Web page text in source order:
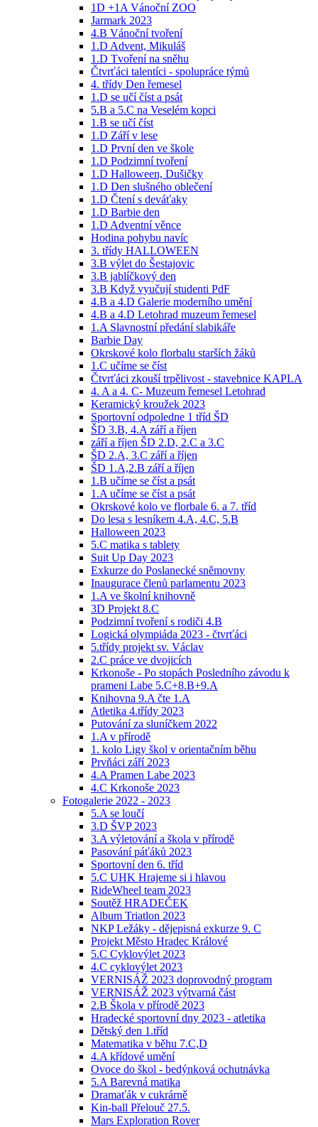
1D +1A Vánoční ZOO
Jarmark 2023
4.B Vánoční tvoření
1.D Advent, Mikuláš
1.D Tvoření na sněhu
Čtvrťáci talentíci - spolupráce týmů
4. třídy Den řemesel
1.D se učí číst a psát
5.B a 5.C na Veselém kopci
1.B se učí číst
1.D Září v lese
1.D První den ve škole
1.D Podzimní tvoření
1.D Halloween, Dušičky
1.D Den slušného oblečení
1.D Čtení s deváťaky
1.D Barbie den
1.D Adventní věnce
Hodina pohybu navíc
3. třídy HALLOWEEN
3.B výlet do Šestajovic
3.B jablíčkový den
3.B Když vyučují studenti PdF
4.B a 4.D Galerie moderního umění
4.B a 4.D Letohrad muzeum řemesel
1.A Slavnostní předání slabikáře
Barbie Day
Okrskové kolo florbalu starších žáků
1.C učíme se číst
Čtvrťáci zkouší trpělivost - stavebnice KAPLA
4. A a 4. C- Muzeum řemesel Letohrad
Keramický kroužek 2023
Sportovní odpoledne 1 tříd ŠD
ŠD 3.B, 4.A září a říjen
září a říjen ŠD 2.D, 2.C a 3.C
ŠD 2.A, 3.C září a říjen
ŠD 1.A,2.B září a říjen
1.B učíme se číst a psát
1.A učíme se číst a psát
Okrskové kolo ve florbale 6. a 7. tříd
Do lesa s lesníkem 4.A, 4.C, 5.B
Halloween 2023
5.C matika s tablety
Suit Up Day 2023
Exkurze do Poslanecké sněmovny
Inaugurace členů parlamentu 2023
1.A ve školní knihovně
3D Projekt 8.C
Podzimní tvoření s rodiči 4.B
Logická olympiáda 2023 - čtvrťáci
5.třídy projekt sv. Václav
2.C práce ve dvojicích
Krkonoše - Po stopách Posledního závodu k
prameni Labe 5.C+8.B+9.A
Knihovna 9.A čte 1.A
Atletika 4.třídy 2023
Putování za sluníčkem 2022
1.A v přírodě
1. kolo Ligy škol v orientačním běhu
Prvňáci září 2023
4.A Pramen Labe 2023
4.C Krkonoše 2023
Fotogalerie 2022 - 2023
5.A se loučí
3.D ŠVP 2023
3.A výletování a škola v přírodě
Pasování páťáků 2023
Sportovní den 6. tříd
5.C UHK Hrajeme si i hlavou
RideWheel team 2023
Soutěž HRADEČEK
Album Triatlon 2023
NKP Ležáky - dějepisná exkurze 9. C
Projekt Město Hradec Králové
5.C Cyklovýlet 2023
4.C cyklovýlet 2023
VERNISÁŽ 2023 doprovodný program
VERNISÁŽ 2023 výtvarná část
2.B Škola v přírodě 2023
Hradecké sportovní dny 2023 - atletika
Dětský den 1.tříd
Matematika v běhu 7.C,D
4.A křídové umění
Ovoce do škol - bedýnková ochutnávka
5.A Barevná matika
Dramaťák v cukrárně
Kin-ball Přelouč 27.5.
Mars Exploration Rover